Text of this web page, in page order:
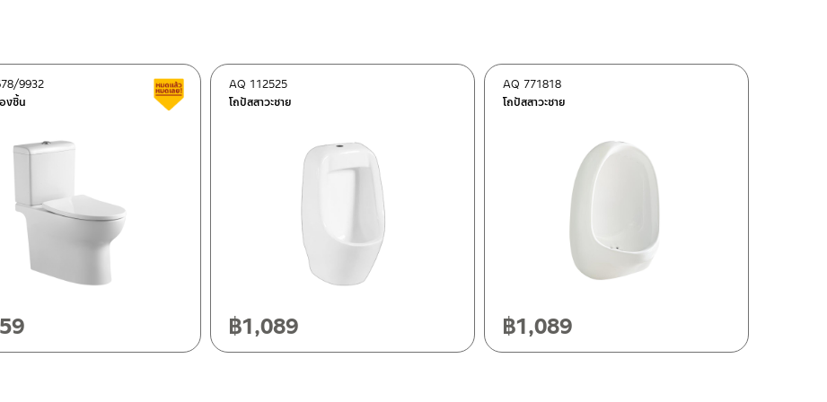
ฯ 10120
ายดี
งชิ้น
9932 สินค้าลดราคา เคลียร์สต็อก
โถปัสสาวะชาย
AQ 112525
฿1,089
โถปัสสาวะชาย
AQ 771818
฿1,089